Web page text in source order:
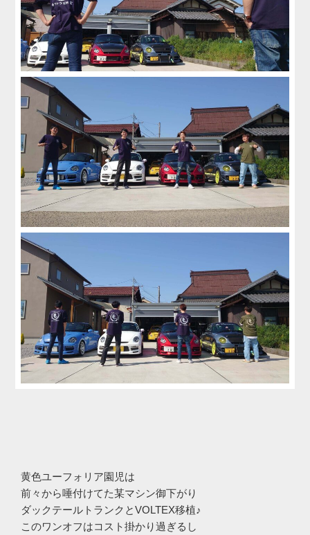
黄色ユーフォリア園児は
前々から唾付けてた某マシン御下がり
ダックテールトランクとVOLTEX移植♪
このワンオフはコスト掛かり過ぎるし